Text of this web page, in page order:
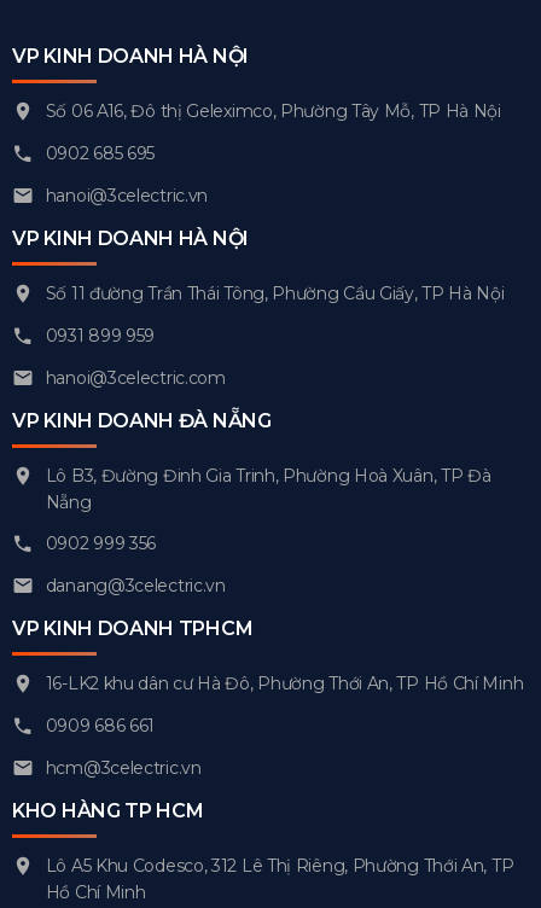
VP KINH DOANH HÀ NỘI
Số 06 A16, Đô thị Geleximco, Phường Tây Mỗ, TP Hà Nội
0902 685 695
hanoi@3celectric.vn
VP KINH DOANH HÀ NỘI
Số 11 đường Trần Thái Tông, Phường Cầu Giấy, TP Hà Nội
0931 899 959
hanoi@3celectric.com
VP KINH DOANH ĐÀ NẴNG
Lô B3, Đường Đinh Gia Trinh, Phường Hoà Xuân, TP Đà
Nẵng
0902 999 356
danang@3celectric.vn
VP KINH DOANH TPHCM
16-LK2 khu dân cư Hà Đô, Phường Thới An, TP Hồ Chí Minh
0909 686 661
hcm@3celectric.vn
KHO HÀNG TP HCM
Lô A5 Khu Codesco, 312 Lê Thị Riêng, Phường Thới An, TP
Hồ Chí Minh